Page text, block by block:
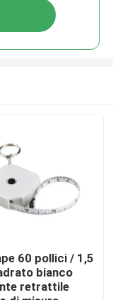
60 pollici / 1,5
bianco
retrattile